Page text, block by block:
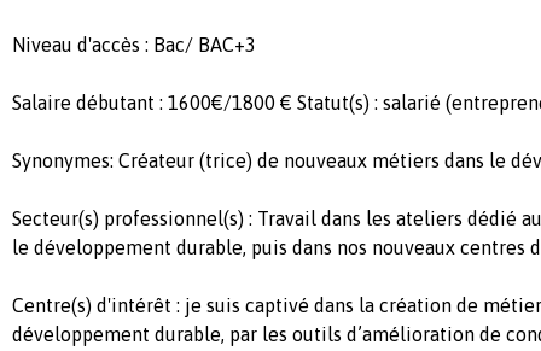
Niveau d'accès : Bac/ BAC+3
Salaire débutant : 1600€/1800 € Statut(s) : salarié
Synonymes: Créateur (trice) de nouveaux métiers dans le
Secteur(s) professionnel(s) : Travail dans les ateliers dédié
le développement durable, puis dans nos nouveaux centres
Centre(s) d'intérêt : je suis captivé dans la création de
développement durable, par les outils d’amélioration de